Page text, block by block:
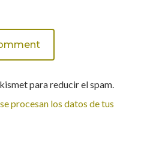
para reducir el spam.
procesan los datos de tus